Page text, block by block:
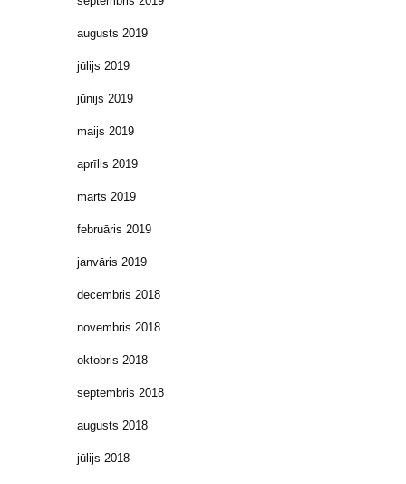
augusts 2019
jūlijs 2019
jūnijs 2019
maijs 2019
aprīlis 2019
marts 2019
februāris 2019
janvāris 2019
decembris 2018
novembris 2018
oktobris 2018
septembris 2018
augusts 2018
jūlijs 2018